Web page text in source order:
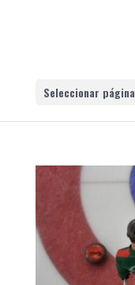
Seleccionar página